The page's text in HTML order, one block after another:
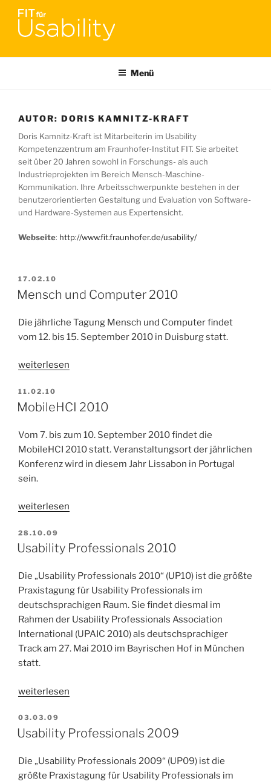
Zum
Inhalt
springen
FIT FÜR USABILITY
Menü
AUTOR: DORIS KAMNITZ-KRAFT
Doris Kamnitz-Kraft ist Mitarbeiterin im Usability
Kompetenzzentrum am Fraunhofer-Institut FIT. Sie arbeitet
seit über 20 Jahren sowohl in Forschungs- als auch
Industrieprojekten im Bereich Mensch-Maschine-
Kommunikation. Ihre Arbeitsschwerpunkte bestehen in der
benutzerorientierten Gestaltung und Evaluation von Software-
und Hardware-Systemen aus Expertensicht.
Webseite: http://www.fit.fraunhofer.de/usability/
VERÖFFENTLICHT
AM
17.02.10
Mensch und Computer 2010
Die jährliche Tagung Mensch und Computer findet
vom 12. bis 15. September 2010 in Duisburg statt.
„Mensch
Computer
2010“
weiterlesen
VERÖFFENTLICHT
AM
11.02.10
MobileHCI 2010
Vom 7. bis zum 10. September 2010 findet die
MobileHCI 2010 statt. Veranstaltungsort der jährlichen
Konferenz wird in diesem Jahr Lissabon in Portugal
sein.
„MobileHCI
weiterlesen
VERÖFFENTLICHT
AM
28.10.09
Usability Professionals 2010
Die „Usability Professionals 2010“ (UP10) ist die größte
Praxistagung für Usability Professionals im
deutschsprachigen Raum. Sie findet diesmal im
Rahmen der Usability Professionals Association
International (UPAIC 2010) als deutschsprachiger
Track am 27. Mai 2010 im Bayrischen Hof in München
statt.
„Usability
2010“
weiterlesen
VERÖFFENTLICHT
AM
03.03.09
Usability Professionals 2009
Die „Usability Professionals 2009“ (UP09) ist die
größte Praxistagung für Usability Professionals im